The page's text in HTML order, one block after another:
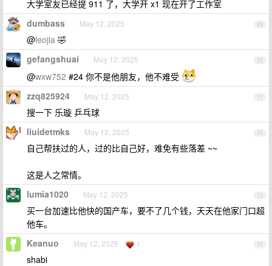
大学室友已经提 911 了，大学开 x1 现在开了工作室
69
dumbass May 12, 2025
@leojia 🤣
70
gefangshuai May 12, 2025
@wxw752 #24 你不是他朋友，他不难受
71
zzq825924 May 12, 2025
搜一下 乐璇 乒乓球
72
liuidetmks May 12, 2025
自己帮扶过的人，过的比自己好，难免有些落差 ~~
这是人之常情。
73
lumia1020 May 12, 2025
买一台加速比他快的国产车，要不了几个钱，天天在他家门口超
他车。
74
Keanuo May 12, 2025 1
shabi